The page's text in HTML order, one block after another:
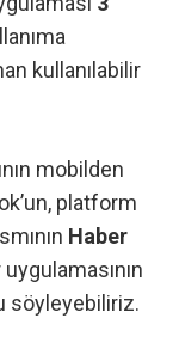
kullanılabilir
mobilden
platform
Haber
söyleyebiliriz.